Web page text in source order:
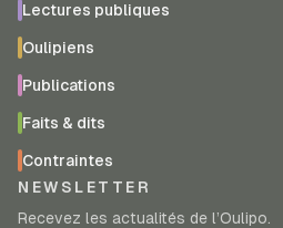
Lectures publiques
Oulipiens
Publications
Faits & dits
Contraintes
NEWSLETTER
Recevez les actualités de l’Oulipo.